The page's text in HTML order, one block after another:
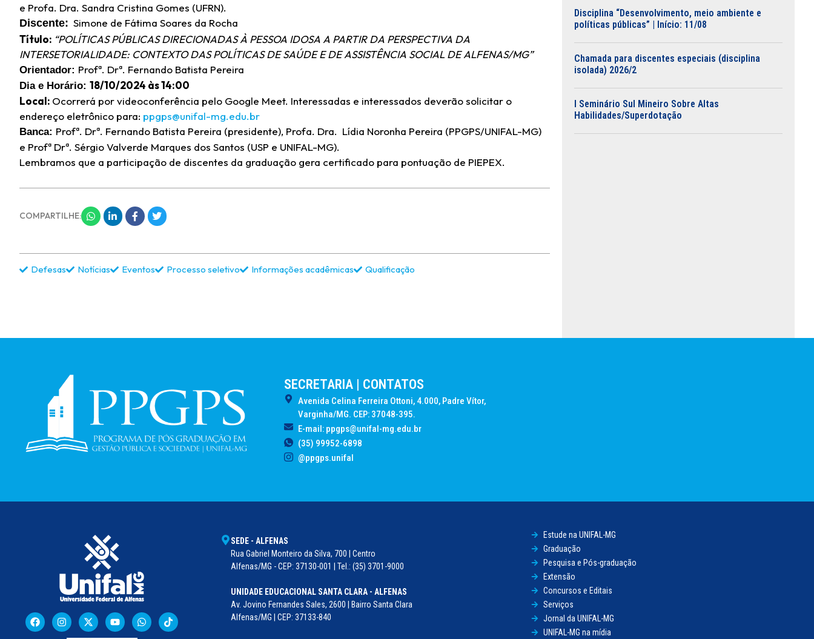
e Profa. Dra. Sandra Cristina Gomes (UFRN).
Discente: Simone de Fátima Soares da Rocha
Título: “POLÍTICAS PÚBLICAS DIRECIONADAS À PESSOA IDOSA A PARTIR DA PERSPECTIVA DA
INTERSETORIALIDADE: CONTEXTO DAS POLÍTICAS DE SAÚDE E DE ASSISTÊNCIA SOCIAL DE ALFENAS/MG”
Orientador: Profª. Drª. Fernando Batista Pereira
Dia e Horário: 18/10/2024 às 14:00
Local: Ocorrerá por videoconferência pelo Google Meet. Interessadas e interessados deverão solicitar o
endereço eletrônico para: ppgps@unifal-mg.edu.br
Banca: Profª. Drª. Fernando Batista Pereira (presidente), Profa. Dra. Lídia Noronha Pereira (PPGPS/UNIFAL-MG)
e Profª Drª. Sérgio Valverde Marques dos Santos (USP e UNIFAL-MG).
Lembramos que a participação de discentes da graduação gera certificado para pontuação de PIEPEX.
COMPARTILHE:
Defesas Notícias Eventos Processo seletivo Informações acadêmicas Qualificação
Disciplina “Desenvolvimento, meio ambiente e
políticas públicas” | Início: 11/08
Chamada para discentes especiais (disciplina
isolada) 2026/2
I Seminário Sul Mineiro Sobre Altas
Habilidades/Superdotação
SECRETARIA | CONTATOS
Avenida Celina Ferreira Ottoni, 4.000, Padre Vítor,
Varginha/MG. CEP: 37048-395.
E-mail: ppgps@unifal-mg.edu.br
(35) 99952-6898
@ppgps.unifal
SEDE - ALFENAS
Rua Gabriel Monteiro da Silva, 700 | Centro
Alfenas/MG - CEP: 37130-001 | Tel.: (35) 3701-9000
UNIDADE EDUCACIONAL SANTA CLARA - ALFENAS
Av. Jovino Fernandes Sales, 2600 | Bairro Santa Clara
Alfenas/MG | CEP: 37133-840
Estude na UNIFAL-MG
Graduação
Pesquisa e Pós-graduação
Extensão
Concursos e Editais
Serviços
Jornal da UNIFAL-MG
UNIFAL-MG na mídia